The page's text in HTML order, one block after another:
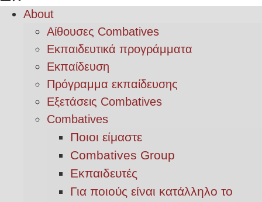
About
Αίθουσες Combatives
Εκπαιδευτικά προγράμματα
Εκπαίδευση
Πρόγραμμα εκπαίδευσης
Εξετάσεις Combatives
Combatives
Ποιοι είμαστε
Combatives Group
Εκπαιδευτές
Για ποιούς είναι κατάλληλο το